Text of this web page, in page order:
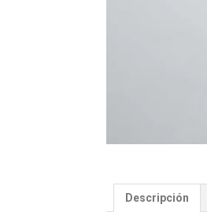
Descripción